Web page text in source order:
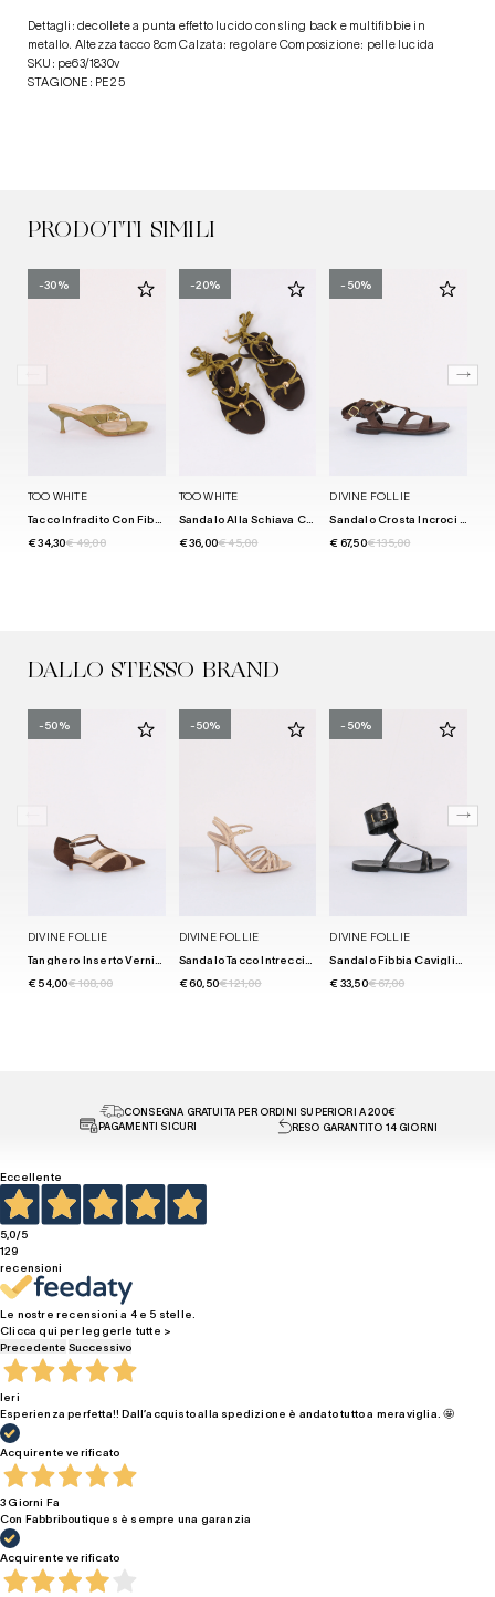
Dettagli: decollete a punta effetto lucido con sling back e multifibbie in
metallo. Altezza tacco 8cm Calzata: regolare Composizione: pelle lucida
SKU: pe63/1830v
STAGIONE: PE25
PRODOTTI SIMILI
-30%
TOO WHITE
€ 34,30€ 49,00
-20%
TOO WHITE
€ 36,00€ 45,00
-50%
DIVINE FOLLIE
€ 67,50€ 135,00
DALLO STESSO BRAND
-50%
DIVINE FOLLIE
€ 54,00€ 108,00
-50%
DIVINE FOLLIE
€ 60,50€ 121,00
-50%
DIVINE FOLLIE
€ 33,50€ 67,00
CONSEGNA GRATUITA PER ORDINI SUPERIORI A 200€
PAGAMENTI SICURI
RESO GARANTITO 14 GIORNI
Eccellente
5,0/5
129
recensioni
Le nostre recensioni a 4 e 5 stelle.
Clicca qui per leggerle tutte >
Precedente Successivo
Ieri
Esperienza perfetta!! Dall’acquisto alla spedizione è andato tutto a meraviglia. 🤩
Acquirente verificato
3 Giorni Fa
Con Fabbriboutiques è sempre una garanzia
Acquirente verificato